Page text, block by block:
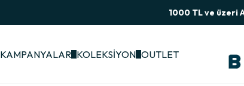
1000 TL ve üzeri
KAMPANYALAR KOLEKSİYON OUTLET